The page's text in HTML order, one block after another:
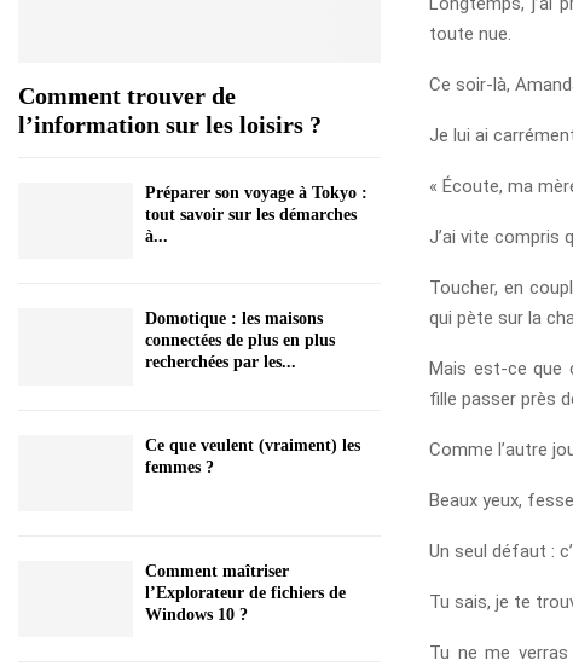
toute nue.
Ce soir-là,
Je lui ai
« Écoute, ma
J’ai vite compris
Toucher, en
qui pète sur la
Mais est-ce que
fille passer près
Comme l’autre
Beaux yeux,
Un seul défaut :
Tu sais, je te
Tu ne me
Comment trouver de
l’information sur les loisirs ?
Préparer son voyage à Tokyo :
tout savoir sur les démarches
à...
Domotique : les maisons
connectées de plus en plus
recherchées par les...
Ce que veulent (vraiment) les
femmes ?
Comment maîtriser
l’Explorateur de fichiers de
Windows 10 ?